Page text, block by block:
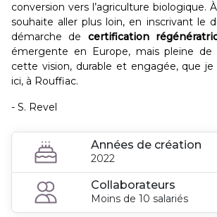
conversion vers l’agriculture biologique.
souhaite aller plus loin, en inscrivant le
démarche de certification
émergente en Europe, mais pleine de
cette vision, durable et engagée, que je
ici, à Rouffiac.
- S. Revel
Années de création
2022
Collaborateurs
Moins de 10 salariés